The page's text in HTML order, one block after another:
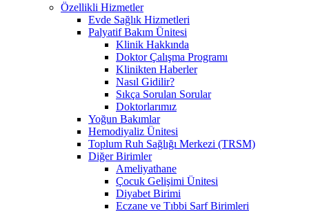
Özellikli Hizmetler
Evde Sağlık Hizmetleri
Palyatif Bakım Ünitesi
Klinik Hakkında
Doktor Çalışma Programı
Klinikten Haberler
Nasıl Gidilir?
Sıkça Sorulan Sorular
Doktorlarımız
Yoğun Bakımlar
Hemodiyaliz Ünitesi
Toplum Ruh Sağlığı Merkezi (TRSM)
Diğer Birimler
Ameliyathane
Çocuk Gelişimi Ünitesi
Diyabet Birimi
Eczane ve Tıbbi Sarf Birimleri